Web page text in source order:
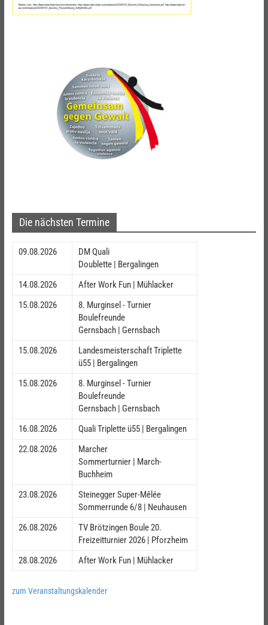
Die nächsten Termine
09.08.2026
DM Quali
Doublette | Bergalingen
14.08.2026
After Work Fun | Mühlacker
15.08.2026
8. Murginsel - Turnier
Boulefreunde
Gernsbach | Gernsbach
15.08.2026
Landesmeisterschaft Triplette
ü55 | Bergalingen
15.08.2026
8. Murginsel - Turnier
Boulefreunde
Gernsbach | Gernsbach
16.08.2026
Quali Triplette ü55 | Bergalingen
22.08.2026
Marcher
Sommerturnier | March-
Buchheim
23.08.2026
Steinegger Super-Mêlée
Sommerrunde 6/8 | Neuhausen
26.08.2026
TV Brötzingen Boule 20.
Freizeitturnier 2026 | Pforzheim
28.08.2026
After Work Fun | Mühlacker
zum Veranstaltungskalender